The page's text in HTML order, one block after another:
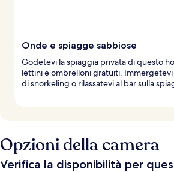
Onde e spiagge sabbiose
Godetevi la spiaggia privata di questo
lettini e ombrelloni gratuiti.
di snorkeling o rilassatevi al bar sulla
Opzioni della camera
Verifica la disponibilità per